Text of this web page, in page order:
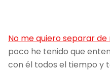
No me quiero separar
poco he tenido que
con él todos el tiempo y